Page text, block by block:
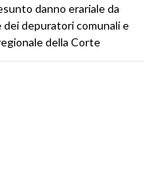
danno erariale da
dei depuratori comunali e
della Corte